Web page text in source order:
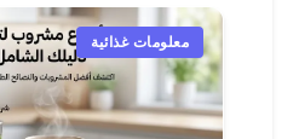
معلومات غذائية